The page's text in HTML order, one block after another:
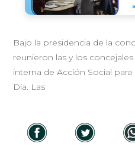
Bajo la presidencia de la
reunieron las y los
interna de Acción Social
Día. Las